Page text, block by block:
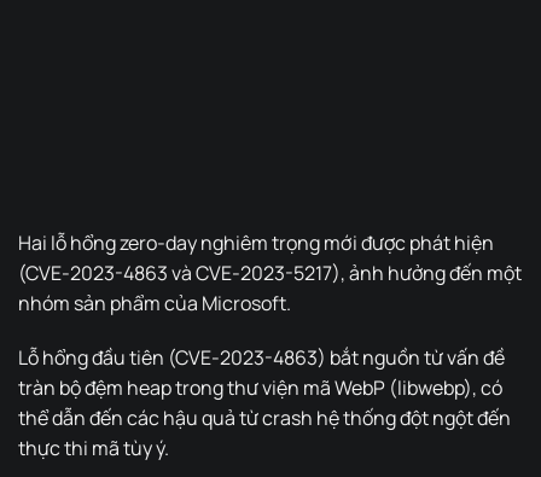
Hai lỗ hổng zero-day nghiêm trọng mới được phát hiện
(CVE-2023-4863 và CVE-2023-5217), ảnh hưởng đến một
nhóm sản phẩm của Microsoft.
Lỗ hổng đầu tiên (CVE-2023-4863) bắt nguồn từ vấn đề
tràn bộ đệm heap trong thư viện mã WebP (libwebp), có
thể dẫn đến các hậu quả từ crash hệ thống đột ngột đến
thực thi mã tùy ý.